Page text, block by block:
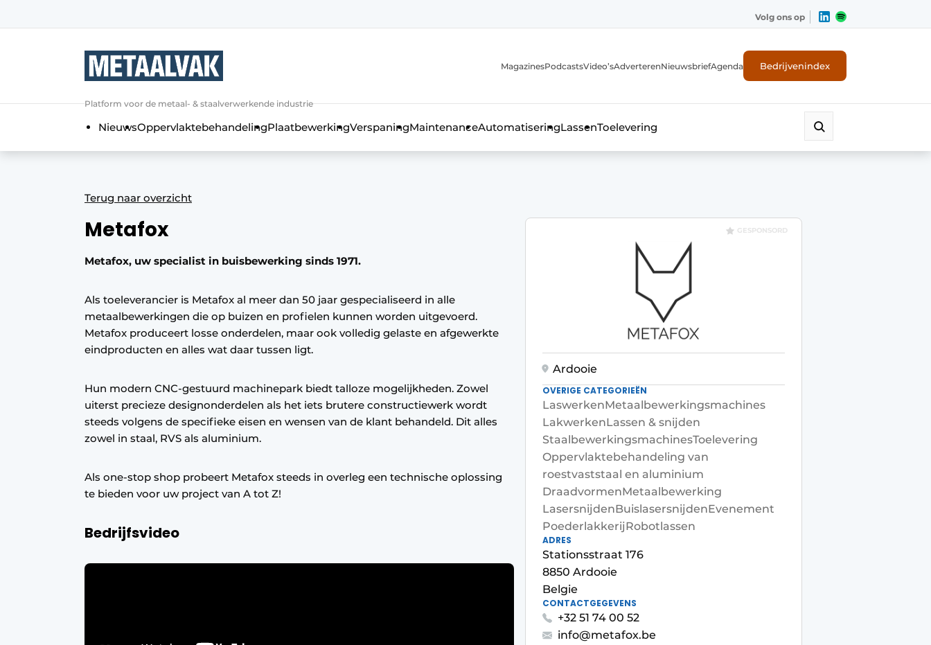
Algemene voorwaarden
Direct contact
Meest gelezen
Nieuwsbrief
Privacy / Cookie statement
Vacature aanmelden
Vacatures
Volg ons op
Platform voor de metaal- & staalverwerkende industrie
MagazinesPodcastsVideo’sAdverterenNieuwsbriefAgenda Bedrijvenindex
NieuwsOppervlaktebehandelingPlaatbewerkingVerspaningMaintenanceAutomatiseringLassenToelevering
Terug naar overzicht
Metafox
Metafox, uw specialist in buisbewerking sinds 1971.
Als toeleverancier is Metafox al meer dan 50 jaar gespecialiseerd in alle
metaalbewerkingen die op buizen en profielen kunnen worden uitgevoerd.
Metafox produceert losse onderdelen, maar ook volledig gelaste en afgewerkte
eindproducten en alles wat daar tussen ligt.
Hun modern CNC-gestuurd machinepark biedt talloze mogelijkheden. Zowel
uiterst precieze designonderdelen als het iets brutere constructiewerk wordt
steeds volgens de specifieke eisen en wensen van de klant behandeld. Dit alles
zowel in staal, RVS als aluminium.
Als one-stop shop probeert Metafox steeds in overleg een technische oplossing
te bieden voor uw project van A tot Z!
Bedrijfsvideo
GESPONSORD
Ardooie
OVERIGE CATEGORIEËN
LaswerkenMetaalbewerkingsmachines
LakwerkenLassen & snijden
StaalbewerkingsmachinesToelevering
Oppervlaktebehandeling van
roestvaststaal en aluminium
DraadvormenMetaalbewerking
LasersnijdenBuislasersnijdenEvenement
PoederlakkerijRobotlassen
ADRES
Stationsstraat 176
8850 Ardooie
Belgie
CONTACTGEGEVENS
+32 51 74 00 52
info@metafox.be